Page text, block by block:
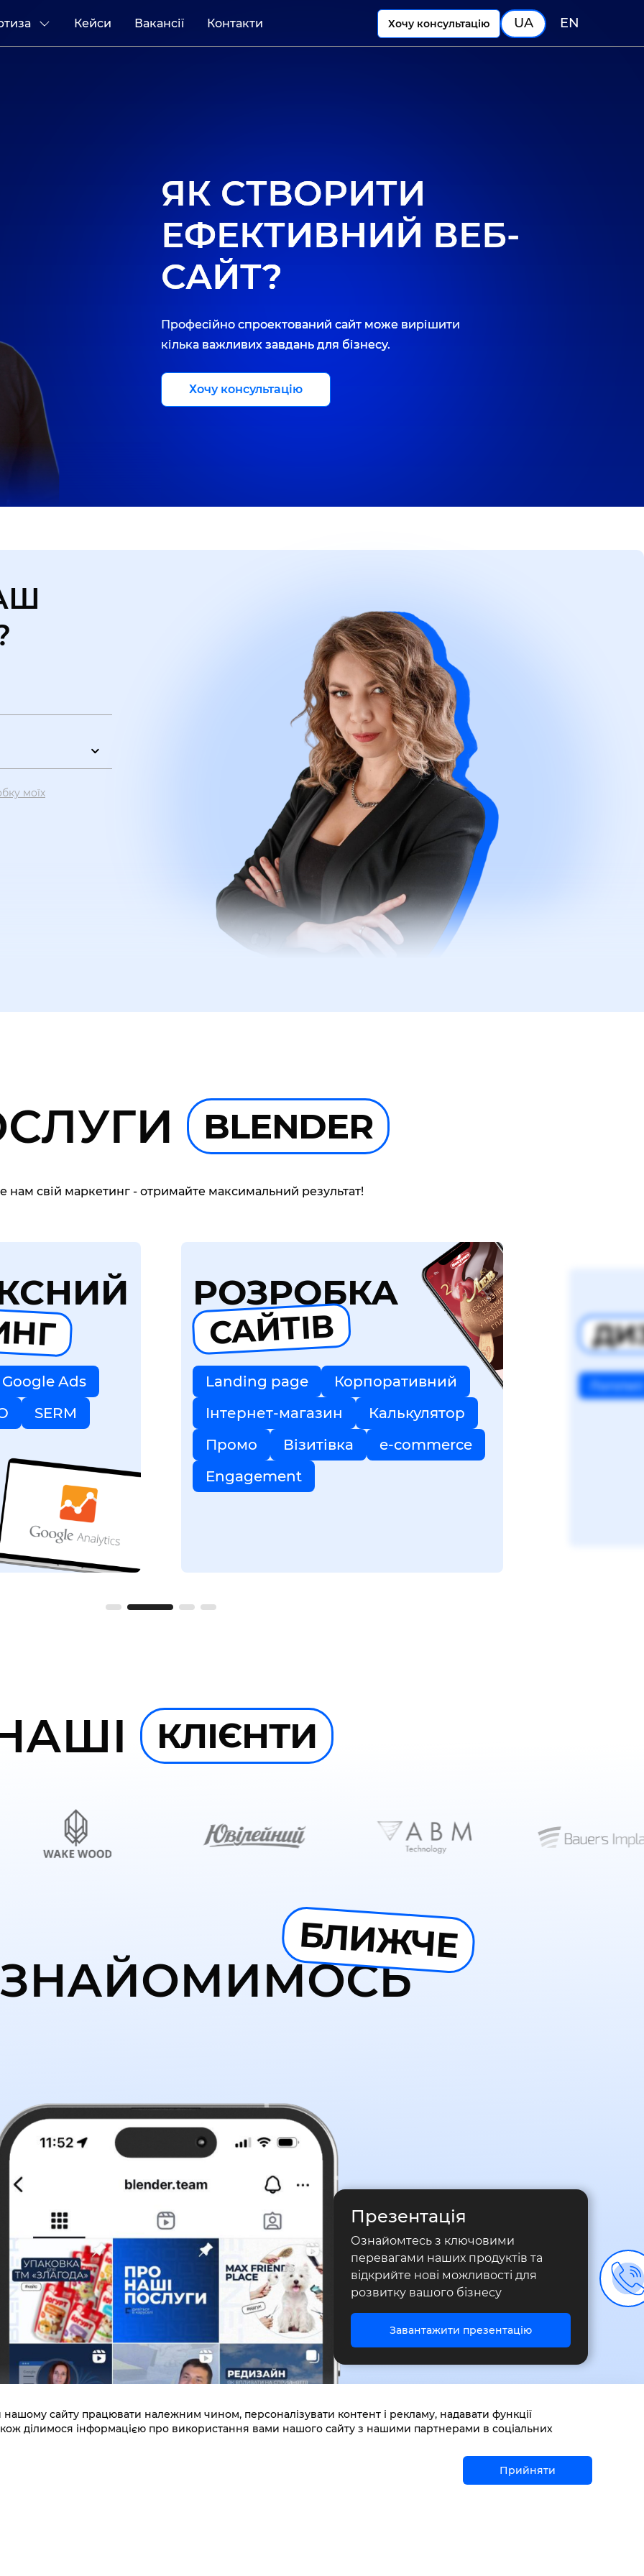
Кейси Вакансії Контакти Хочу консультацію UA EN
ЯК СТВОРИТИ
ЕФЕКТИВНИЙ ВЕБ-
САЙТ?
Професійно спроектований сайт може вирішити
кілька важливих завдань для бізнесу.
Хочу консультацію
моїх
BLENDER
нам свій маркетинг - отримайте максимальний результат!
Google Ads
SERM
РОЗРОБКА
САЙТІВ
Landing page
Корпоративний
Інтернет-магазин
Калькулятор
Промо
Візитівка
e-commerce
Engagement
Логотип
КЛІЄНТИ
БЛИЖЧЕ
Презентація
Ознайомтесь з ключовими
перевагами наших продуктів та
відкрийте нові можливості для
розвитку вашого бізнесу
Завантажити презентацію
сайту працювати належним чином, персоналізувати контент і рекламу, надавати функції
ділимося інформацією про використання вами нашого сайту з нашими партнерами в соціальних
Прийняти